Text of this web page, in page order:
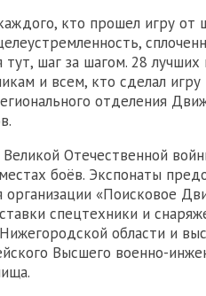
кто прошел игру от
шаг за шагом. 28
и всем, кто сделал игру
отделения
Отечественной
боёв. Экспонаты
организации «Поисковое
спецтехники и
области и
Высшего военно-